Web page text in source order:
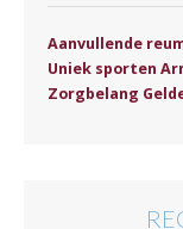
Aanvullende
Uniek sporten
Zorgbelang